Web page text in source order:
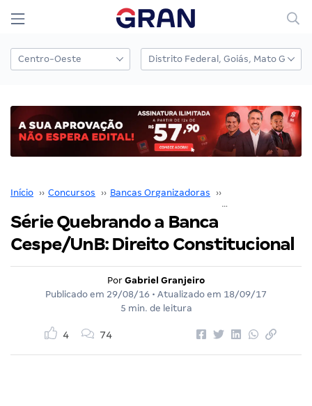
Início ›› Concursos ›› Bancas Organizadoras ››
Série Quebrando a Banca
Cespe/UnB: Direito Constitucional
Por Gabriel Granjeiro
Publicado em 29/08/16 • Atualizado em 18/09/17
5 min. de leitura
4 74